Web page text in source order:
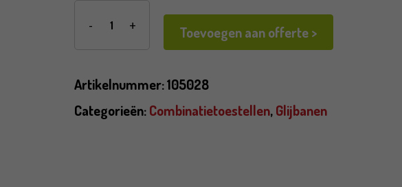
Toevoegen aan offerte >
Artikelnummer:105028
Categorieën:Combinatietoestellen,Glijbanen